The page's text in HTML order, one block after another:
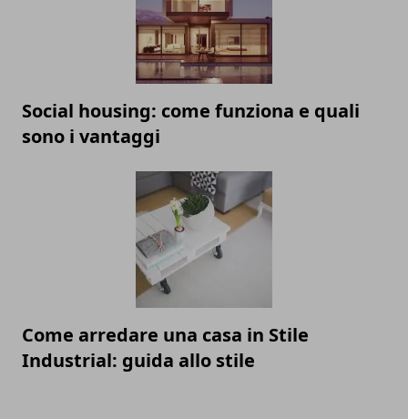
Social housing: come funziona e quali
sono i vantaggi
Come arredare una casa in Stile
Industrial: guida allo stile